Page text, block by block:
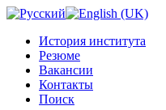
История института
Резюме
Вакансии
Контакты
Поиск